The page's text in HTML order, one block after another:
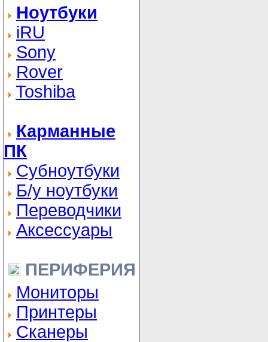
Ноутбуки
iRU
Sony
Rover
Toshiba
Карманные
ПК
Субноутбуки
Б/у ноутбуки
Переводчики
Аксессуары
ПЕРИФЕРИЯ
Мониторы
Принтеры
Сканеры